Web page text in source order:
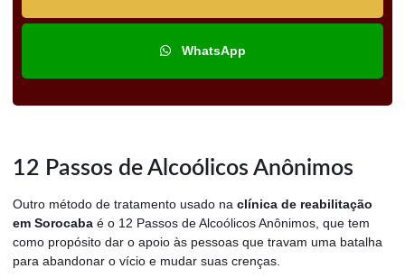
WhatsApp
12 Passos de Alcoólicos Anônimos
Outro método de tratamento usado na clínica de reabilitação
em Sorocaba é o 12 Passos de Alcoólicos Anônimos, que tem
como propósito dar o apoio às pessoas que travam uma batalha
para abandonar o vício e mudar suas crenças.